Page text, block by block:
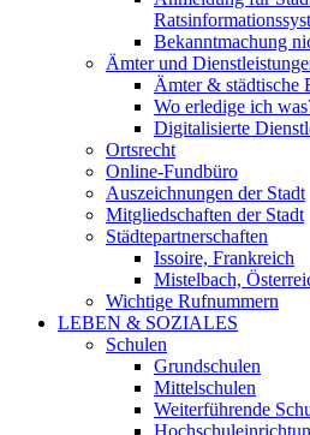
Bekanntmachung
Ämter und
Ämter & städtische
Wo erledige ich
Digitalisierte
Ortsrecht
Online-Fundbüro
Auszeichnungen der Stadt
Mitgliedschaften der Stadt
Städtepartnerschaften
Issoire, Frankreich
Mistelbach,
Wichtige Rufnummern
LEBEN & SOZIALES
Schulen
Grundschulen
Mittelschulen
Weiterführende